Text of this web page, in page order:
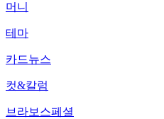
머니
테마
카드뉴스
컷&칼럼
브라보스페셜